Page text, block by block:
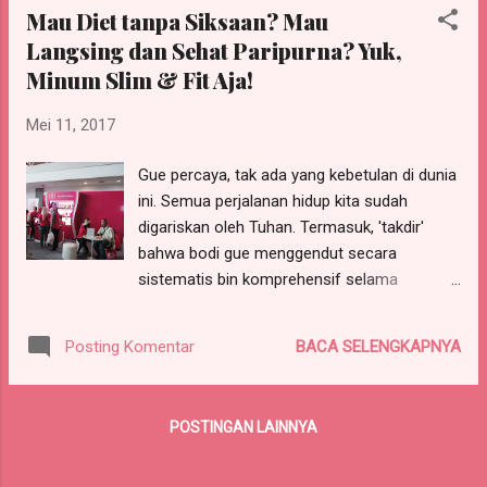
Bambang, untuk bantuan pangan, pemerintah tidak lagi
membagikan dalam bentuk beras melainkan voucher yang
bisa dipakai masyarakat untuk membeli bahan pangan sesuai
berpotensi salah sasaran. Voucher diberikan kepada yang
bantuan pangan yang disalurkan melalui bank dalam bentuk
kartu tersebut dapat menumbuhkan buday...
Mau Diet tanpa Siksaan? Mau
Langsing dan Sehat Paripurna? Yuk,
Minum Slim & Fit Aja!
Mei 11, 2017
Gue percaya, tak ada yang kebetulan di dunia
ini. Semua perjalanan hidup kita sudah
digariskan oleh Tuhan. Termasuk, 'takdir'
bahwa bodi gue menggendut secara
sistematis bin komprehensif selama
gue menggendut karena hamil... lalu
melahirkan dan menyusui, dan itu artinya gue
menu. Kenapa? Supaya ASI-nya lancar!
Posting Komentar BACA SELENGKAPNYA
POSTINGAN LAINNYA